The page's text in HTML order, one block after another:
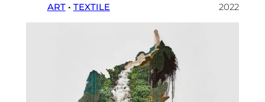
ART • TEXTILE 2022